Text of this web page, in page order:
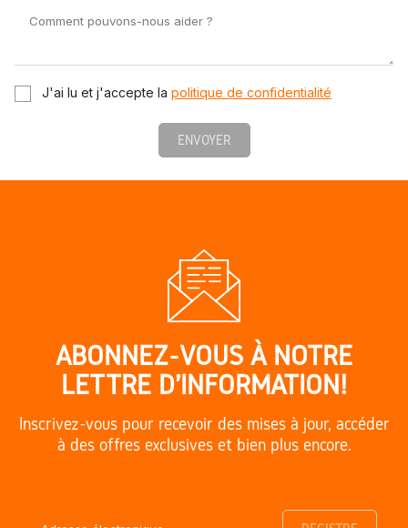
J'ai lu et j'accepte la politique de confidentialité
ABONNEZ-VOUS À NOTRE
LETTRE D'INFORMATION!
Inscrivez-vous pour recevoir des mises à jour, accéder
à des offres exclusives et bien plus encore.